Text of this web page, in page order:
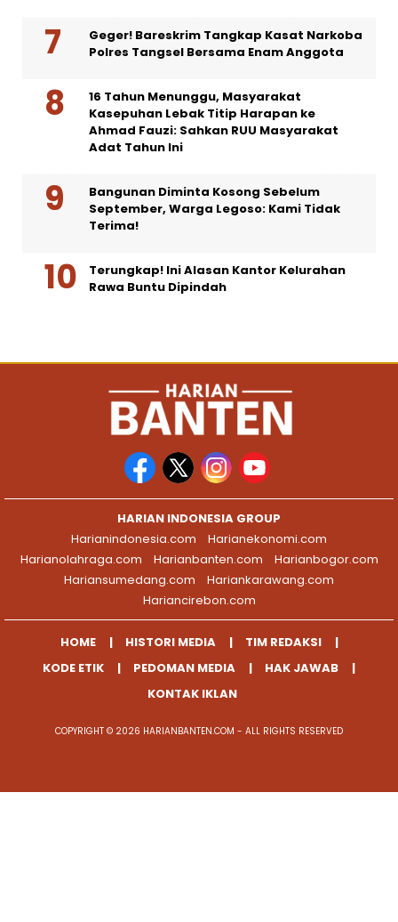
Geger! Bareskrim Tangkap Kasat Narkoba
Polres Tangsel Bersama Enam Anggota
16 Tahun Menunggu, Masyarakat
Kasepuhan Lebak Titip Harapan ke
Ahmad Fauzi: Sahkan RUU Masyarakat
Adat Tahun Ini
Bangunan Diminta Kosong Sebelum
September, Warga Legoso: Kami Tidak
Terima!
Terungkap! Ini Alasan Kantor Kelurahan
Rawa Buntu Dipindah
HARIAN INDONESIA GROUP
Harianindonesia.com
Harianekonomi.com
Harianolahraga.com
Harianbanten.com
Harianbogor.com
Hariansumedang.com
Hariankarawang.com
Hariancirebon.com
HOME HISTORI MEDIA
TIM REDAKSI
KODE ETIK
PEDOMAN MEDIA
HAK JAWAB
KONTAK IKLAN
COPYRIGHT © 2026 HARIANBANTEN.COM - ALL RIGHTS RESERVED